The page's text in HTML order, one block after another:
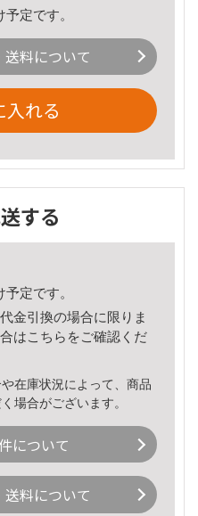
定です。
料について
入れる
する
定です。
金引換の場合に限りま
はこちら をご確認くだ
在庫状況によって、商品
場合がございます。
について
料について